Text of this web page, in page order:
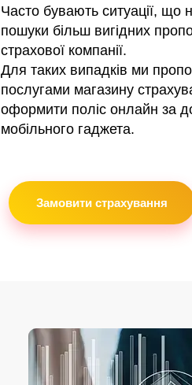
Часто бувають ситуації, що
пошуки більш вигідних
страхової компанії.
Для таких випадків ми
послугами магазину
оформити поліс онлайн за
мобільного гаджета.
Замовити страхування